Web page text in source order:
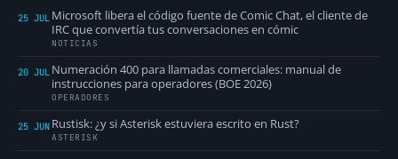
25 JUL Microsoft libera el código fuente de Comic Chat, el cliente de
IRC que convertía tus conversaciones en cómic
NOTICIAS
20 JUL Numeración 400 para llamadas comerciales: manual de
instrucciones para operadores (BOE 2026)
OPERADORES
25 JUN Rustisk: ¿y si Asterisk estuviera escrito en Rust?
ASTERISK